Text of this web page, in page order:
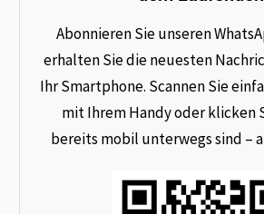
Abonnieren Sie unseren
erhalten Sie die neuesten
Ihr Smartphone. Scannen Sie
mit Ihrem Handy oder klicken
bereits mobil unterwegs sind –